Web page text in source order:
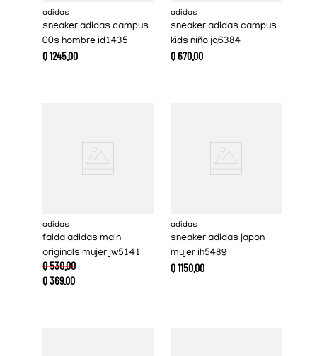
adidas
sneaker adidas campus
00s hombre id1435
Q1245.00
adidas
sneaker adidas campus
kids niño jq6384
Q670.00
adidas
falda adidas main
originals mujer jw5141
Q530.00
Q369.00
adidas
sneaker adidas japon
mujer ih5489
Q1150.00